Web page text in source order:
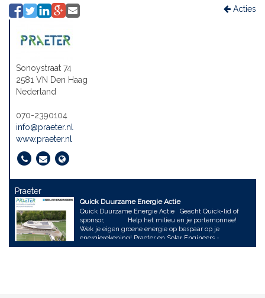
Acties
Sonoystraat 74
2581 VN Den Haag
Nederland
070-2390104
info@praeter.nl
www.praeter.nl
Praeter
Quick Duurzame Energie Actie
Quick Duurzame Energie Actie Geacht Quick-lid of
sponsor, Help het milieu en je portemonnee!
Wek je eigen groene energie op bespaar op je
energierekening! Praeter en Solar Engineers -
sponsoren van Quick - helpen u dit ook te realiseren